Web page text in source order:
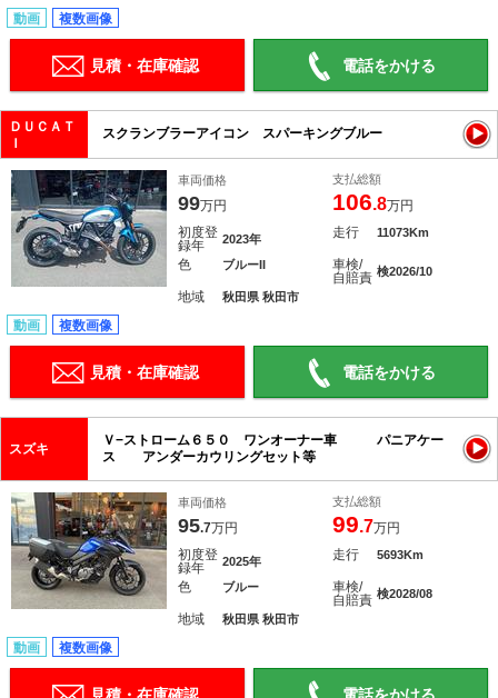
動画 複数画像
見積・在庫確認 電話をかける
ＤＵＣＡＴ
Ｉ
スクランブラーアイコン スパーキングブルー
車両価格
99万円
支払総額
106.8万円
初度登
録年
2023年 走行 11073Km
色 ブルーII
車検/
自賠責 検2026/10
地域 秋田県 秋田市
動画 複数画像
見積・在庫確認 電話をかける
スズキ
Ｖ−ストローム６５０ ワンオーナー車 パニアケー
ス アンダーカウリングセット等
車両価格
95.7万円
支払総額
99.7万円
初度登
録年
2025年 走行 5693Km
色 ブルー
車検/
自賠責 検2028/08
地域 秋田県 秋田市
動画 複数画像